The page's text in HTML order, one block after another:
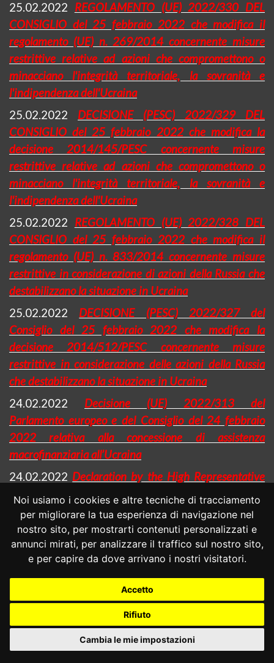
Noi usiamo i cookies e altre tecniche di tracciamento
per migliorare la tua esperienza di navigazione nel
nostro sito, per mostrarti contenuti personalizzati e
annunci mirati, per analizzare il traffico sul nostro sito,
e per capire da dove arrivano i nostri visitatori.
Accetto
Rifiuto
Cambia le mie impostazioni
25.02.2022 REGOLAMENTO (UE) 2022/330 DEL
CONSIGLIO del 25 febbraio 2022 che modifica il
regolamento (UE) n. 269/2014 concernente misure
restrittive relative ad azioni che compromettono o
minacciano l'integrità territoriale, la sovranità e
l'indipendenza dell'Ucraina
25.02.2022 DECISIONE (PESC) 2022/329 DEL
CONSIGLIO del 25 febbraio 2022 che modifica la
decisione 2014/145/PESC concernente misure
restrittive relative ad azioni che compromettono o
minacciano l'integrità territoriale, la sovranità e
l'indipendenza dell'Ucraina
25.02.2022 REGOLAMENTO (UE) 2022/328 DEL
CONSIGLIO del 25 febbraio 2022 che modifica il
regolamento (UE) n. 833/2014 concernente misure
restrittive in considerazione di azioni della Russia che
destabilizzano la situazione in Ucraina
25.02.2022 DECISIONE (PESC) 2022/327 del
Consiglio del 25 febbraio 2022 che modifica la
decisione 2014/512/PESC concernente misure
restrittive in considerazione delle azioni della Russia
che destabilizzano la situazione in Ucraina
24.02.2022
Decisione (UE) 2022/313 del
Parlamento europeo e del Consiglio del 24 febbraio
2022 relativa alla concessione di assistenza
macrofinanziariaall’Ucraina
24.02.2022 Declaration by the High Representative
on behalf of the European Union on the invasion of
Ukraine by armed forces of the Russian Federation
24.02.2022 European Council conclusions on Russia’s
unprovoked and unjustified military aggression against
Ukraine
EU adopts package of sanctions in
response to Russian recognition of the non-
government controlled areas of the Donetsk and
Luhansk oblasts of Ukraine and sending of troops into